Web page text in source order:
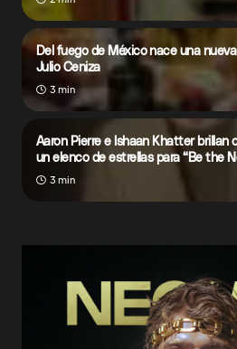
Del fuego de México nace una
Julio Ceniza
3 min
Aaron Pierre e Ishaan Khatter brillan
un elenco de estrellas para “Be the
3 min